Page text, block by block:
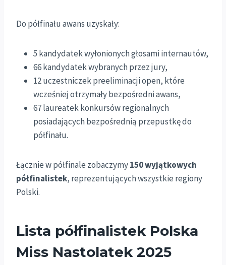
Do półfinału awans uzyskały:
5 kandydatek wyłonionych głosami internautów,
66 kandydatek wybranych przez jury,
12 uczestniczek preeliminacji open, które
wcześniej otrzymały bezpośredni awans,
67 laureatek konkursów regionalnych
posiadających bezpośrednią przepustkę do
półfinału.
Łącznie w półfinale zobaczymy150 wyjątkowych
półfinalistek, reprezentujących wszystkie regiony
Polski.
Lista półfinalistek Polska
Miss Nastolatek 2025